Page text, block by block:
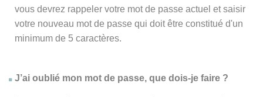
vous devrez rappeler votre mot de passe actuel et saisir
votre nouveau mot de passe qui doit être constitué d'un
minimum de 5 caractères.
J’ai oublié mon mot de passe, que dois-je faire ?